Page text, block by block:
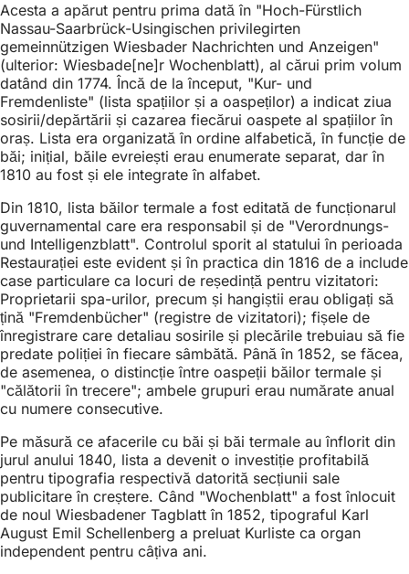
Acesta a apărut pentru prima dată în "Hoch-Fürstlich
Nassau-Saarbrück-Usingischen privilegirten
gemeinnützigen Wiesbader Nachrichten und Anzeigen"
(ulterior: Wiesbade[ne]r Wochenblatt), al cărui prim volum
datând din 1774. Încă de la început, "Kur- und
Fremdenliste" (lista spațiilor și a oaspeților) a indicat ziua
sosirii/depărtării și cazarea fiecărui oaspete al spațiilor în
oraș. Lista era organizată în ordine alfabetică, în funcție de
băi; inițial, băile evreiești erau enumerate separat, dar în
1810 au fost și ele integrate în alfabet.
Din 1810, lista băilor termale a fost editată de funcționarul
guvernamental care era responsabil și de "Verordnungs-
und Intelligenzblatt". Controlul sporit al statului în perioada
Restaurației este evident și în practica din 1816 de a include
case particulare ca locuri de reședință pentru vizitatori:
Proprietarii spa-urilor, precum și hangiștii erau obligați să
țină "Fremdenbücher" (registre de vizitatori); fișele de
înregistrare care detaliau sosirile și plecările trebuiau să fie
predate poliției în fiecare sâmbătă. Până în 1852, se făcea,
de asemenea, o distincție între oaspeții băilor termale și
"călătorii în trecere"; ambele grupuri erau numărate anual
cu numere consecutive.
Pe măsură ce afacerile cu băi și băi termale au înflorit din
jurul anului 1840, lista a devenit o investiție profitabilă
pentru tipografia respectivă datorită secțiunii sale
publicitare în creștere. Când "Wochenblatt" a fost înlocuit
de noul Wiesbadener Tagblatt în 1852, tipograful Karl
August Emil Schellenberg a preluat Kurliste ca organ
independent pentru câțiva ani.